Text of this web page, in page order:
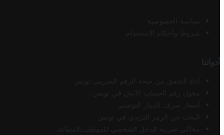
سياسة الخصوصية
شروط وأحكام الاستخدام
أدواتنا
أداة التحقق من صحة الرقم الضريبي تونس
محول رقم الحساب الآيبان في تونس
أسعار صرف الدينار التونسي
البحث عن الرمز البريدي في تونس
محاكي ضريبة الدخل الشخصي للموظف/المتقاعد